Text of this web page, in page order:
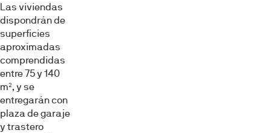
Las viviendas
dispondrán de
superficies
aproximadas
comprendidas
entre 75 y 140
m², y se
entregarán con
plaza de garaje
y trastero